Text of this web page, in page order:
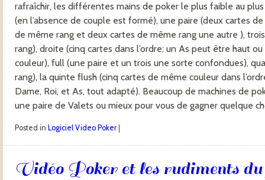
rafraîchir, les différentes mains de poker le plus faible au
(en l’absence de couple est formé), une paire (deux cartes
de même rang et deux cartes de même rang une autre ),
rang), droite (cinq cartes dans l’ordre; un As peut être haut
couleur), full (une paire et un trois une sorte confondues),
rang), la quinte flush (cinq cartes de même couleur dans
Dame, Roi, et As, tout adapté). Beaucoup de machines de
une paire de Valets ou mieux pour vous de gagner quelque
Posted in Logiciel Video Poker
Vidéo Poker et les rudiments du